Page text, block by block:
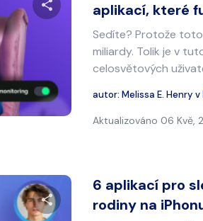
Sdílet tento článek
Twitter Facebook Kopírovat odkaz
aplikací, které
Sedíte? Protože
miliardy. Tolik je v
celosvětových
autor:Melissa E. Henry v
Aktualizováno 06 Kvě,
6 aplikací pro
rodiny na